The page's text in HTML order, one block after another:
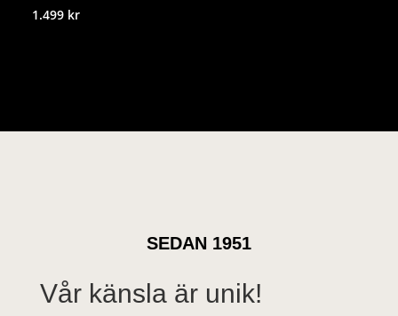
1.499 kr
SEDAN 1951
Vår känsla är unik!